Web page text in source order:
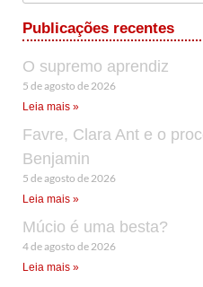
Publicações recentes
O supremo aprendiz
5 de agosto de 2026
Leia mais »
Favre, Clara Ant e o
Benjamin
5 de agosto de 2026
Leia mais »
Múcio é uma besta?
4 de agosto de 2026
Leia mais »